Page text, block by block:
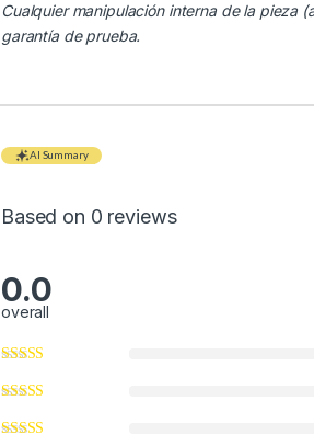
Cualquier manipulación interna de la pieza
garantía de prueba.
AI Summary
Based on 0 reviews
0.0
overall